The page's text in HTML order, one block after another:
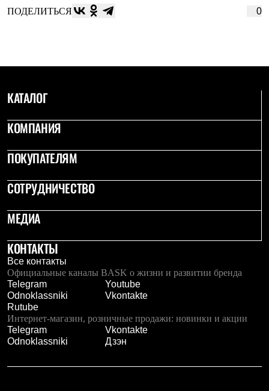
Производство
Баск в вашем городе
Корпоративным клиентам
Медиа
Где купить
ПОДЕЛИТЬСЯ 0
КАТАЛОГ
КОМПАНИЯ
ПОКУПАТЕЛЯМ
СОТРУДНИЧЕСТВО
МЕДИА
КОНТАКТЫ
Все контакты
Официальные каналы BASK о жизни и развитии бренда
Telegram
Youtube
Odnoklassniki
Vkontakte
Rutube
Интернет-магазин, розничные продажи: новинки и акции
Telegram
Vkontakte
Odnoklassniki
Дзэн